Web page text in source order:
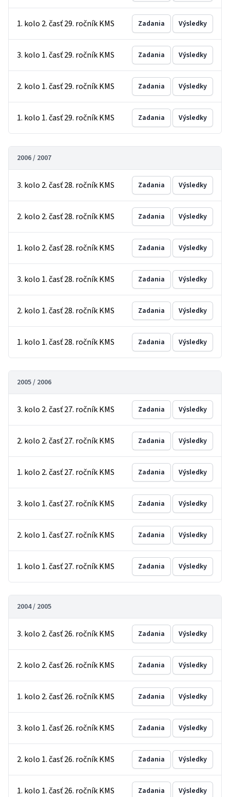
1. kolo 2. časť 29. ročník KMS Zadania Výsledky
3. kolo 1. časť 29. ročník KMS Zadania Výsledky
2. kolo 1. časť 29. ročník KMS Zadania Výsledky
1. kolo 1. časť 29. ročník KMS Zadania Výsledky
2006 / 2007
3. kolo 2. časť 28. ročník KMS Zadania Výsledky
2. kolo 2. časť 28. ročník KMS Zadania Výsledky
1. kolo 2. časť 28. ročník KMS Zadania Výsledky
3. kolo 1. časť 28. ročník KMS Zadania Výsledky
2. kolo 1. časť 28. ročník KMS Zadania Výsledky
1. kolo 1. časť 28. ročník KMS Zadania Výsledky
2005 / 2006
3. kolo 2. časť 27. ročník KMS Zadania Výsledky
2. kolo 2. časť 27. ročník KMS Zadania Výsledky
1. kolo 2. časť 27. ročník KMS Zadania Výsledky
3. kolo 1. časť 27. ročník KMS Zadania Výsledky
2. kolo 1. časť 27. ročník KMS Zadania Výsledky
1. kolo 1. časť 27. ročník KMS Zadania Výsledky
2004 / 2005
3. kolo 2. časť 26. ročník KMS Zadania Výsledky
2. kolo 2. časť 26. ročník KMS Zadania Výsledky
1. kolo 2. časť 26. ročník KMS Zadania Výsledky
3. kolo 1. časť 26. ročník KMS Zadania Výsledky
2. kolo 1. časť 26. ročník KMS Zadania Výsledky
1. kolo 1. časť 26. ročník KMS Zadania Výsledky